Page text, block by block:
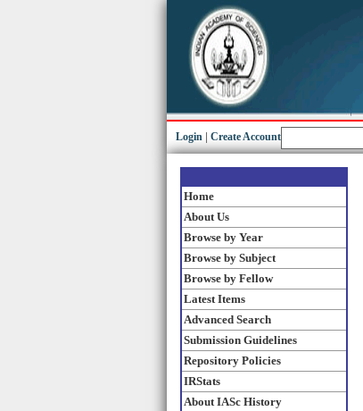
Login Create Account
Home
About Us
Browse by Year
Browse by Subject
Browse by Fellow
Latest Items
Advanced Search
Submission Guidelines
Repository Policies
IRStats
About IASc History